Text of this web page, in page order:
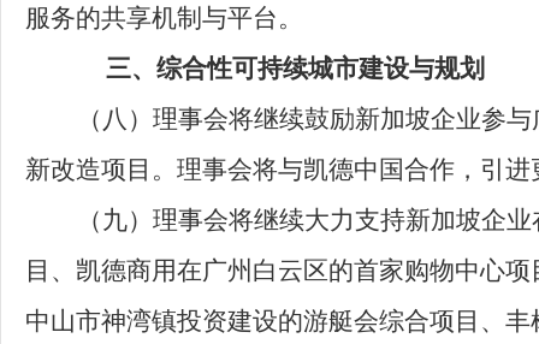
服务的共享机制与平台。
三、综合性可持续城市建设与规划
（八） 理事会将继续鼓励新加坡企业参
新改造项目。理事会将与凯德中国合作，引
（九） 理事会将继续大力支持新加坡企
目、凯德商用在广州白云区的首家购物中心
中山市神湾镇投资建设的游艇会综合项目、